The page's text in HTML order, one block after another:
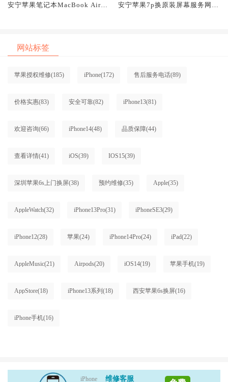
安宁苹果笔记本MacBook Air换
安宁苹果7p换原装屏幕服务网点
网站标签
苹果授权维修(185) iPhone(172) 售后服务电话(89)
价格实惠(83) 安全可靠(82) iPhone13(81)
欢迎咨询(66) iPhone14(48) 品质保障(44)
查看详情(41) iOS(39) IOS15(39)
深圳苹果6s上门换屏(38) 预约维修(35) Apple(35)
AppleWatch(32) iPhone13Pro(31) iPhoneSE3(29)
iPhone12(28) 苹果(24) iPhone14Pro(24) iPad(22)
AppleMusic(21) Airpods(20) iOS14(19) 苹果手机(19)
AppStore(18) iPhone13系列 (18) 西安苹果6s换屏(16)
iPhone手机(16)
iPhone 维修客服